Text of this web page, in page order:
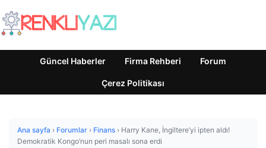
Güncel Haberler Firma Rehberi Forum
Çerez Politikası
Ana sayfa › Forumlar › Finans › Harry Kane, İngiltere’yi ipten aldı!
Demokratik Kongo’nun peri masalı sona erdi